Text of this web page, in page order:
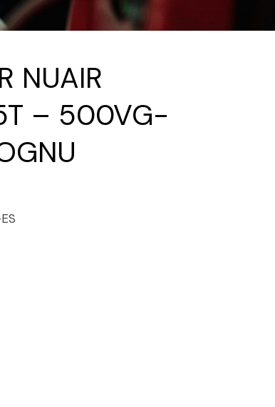
NUAIR
– 500VG-